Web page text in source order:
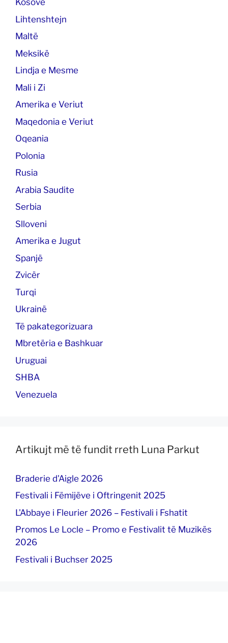
Kosovë
Lihtenshtejn
Maltë
Meksikë
Lindja e Mesme
Mali i Zi
Amerika e Veriut
Maqedonia e Veriut
Oqeania
Polonia
Rusia
Arabia Saudite
Serbia
Slloveni
Amerika e Jugut
Spanjë
Zvicër
Turqi
Ukrainë
Të pakategorizuara
Mbretëria e Bashkuar
Uruguai
SHBA
Venezuela
Artikujt më të fundit rreth Luna Parkut
Braderie d'Aigle 2026
Festivali i Fëmijëve i Oftringenit 2025
L'Abbaye i Fleurier 2026 – Festivali i Fshatit
Promos Le Locle – Promo e Festivalit të Muzikës
2026
Festivali i Buchser 2025